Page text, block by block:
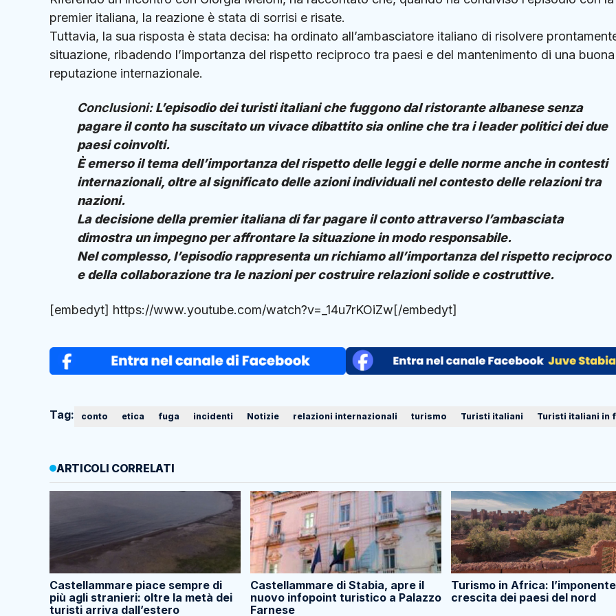
premier italiana, la reazione è stata di sorrisi e risate.
Tuttavia, la sua risposta è stata decisa: ha ordinato all’ambasciatore italiano di risolvere
situazione, ribadendo l’importanza del rispetto reciproco tra paesi e del mantenimento di una buona
reputazione internazionale.
Conclusioni:L’episodio dei turisti italiani che fuggono dal ristorante albanese senza
pagare il conto ha suscitato un vivace dibattito sia online che tra i leader politici dei due
paesi coinvolti.
È emerso il tema dell’importanza del rispetto delle leggi e delle norme anche in contesti
internazionali, oltre al significato delle azioni individuali nel contesto delle relazioni tra
nazioni.
La decisione della premier italiana di far pagare il conto attraverso l’ambasciata
dimostra un impegno per affrontare la situazione in modo responsabile.
Nel complesso, l’episodio rappresenta un richiamo all’importanza del rispetto reciproco
e della collaborazione tra le nazioni per costruire relazioni solide e costruttive.
[embedyt] https://www.youtube.com/watch?v=_14u7rKOiZw[/embedyt]
Tag: conto etica fuga incidenti Notizie relazioni internazionali turismo Turisti italiani Turisti italiani in
ARTICOLI CORRELATI
Castellammare piace sempre di
più agli stranieri: oltre la metà dei
turisti arriva dall’estero
Castellammare di Stabia, apre il
nuovo infopoint turistico a Palazzo
Farnese
Turismo in Africa: l’imponente
crescita dei paesi del nord